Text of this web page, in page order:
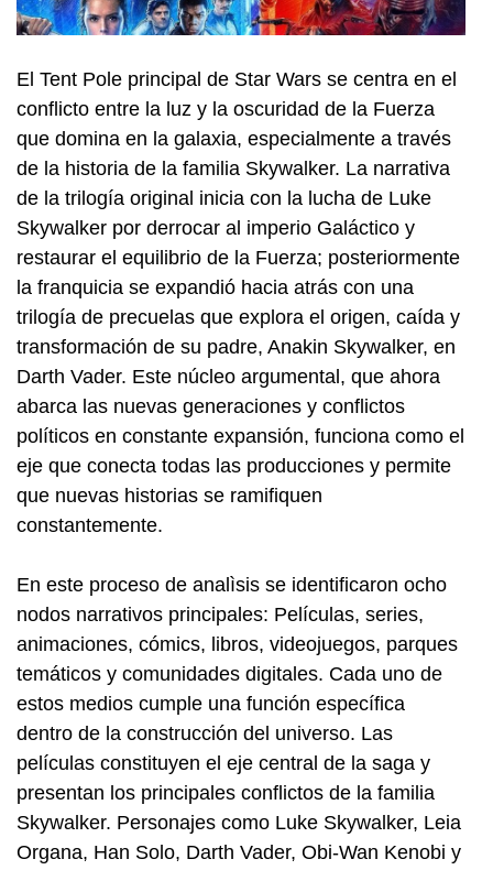
El Tent Pole principal de Star Wars se centra en el
conflicto entre la luz y la oscuridad de la Fuerza
que domina en la galaxia, especialmente a través
de la historia de la familia Skywalker. La narrativa
de la trilogía original inicia con la lucha de Luke
Skywalker por derrocar al imperio Galáctico y
restaurar el equilibrio de la Fuerza; posteriormente
la franquicia se expandió hacia atrás con una
trilogía de precuelas que explora el origen, caída y
transformación de su padre, Anakin Skywalker, en
Darth Vader. Este núcleo argumental, que ahora
abarca las nuevas generaciones y conflictos
políticos en constante expansión, funciona como el
eje que conecta todas las producciones y permite
que nuevas historias se ramifiquen
constantemente.
En este proceso de analìsis se identificaron ocho
nodos narrativos principales: Películas, series,
animaciones, cómics, libros, videojuegos, parques
temáticos y comunidades digitales. Cada uno de
estos medios cumple una función específica
dentro de la construcción del universo. Las
películas constituyen el eje central de la saga y
presentan los principales conflictos de la familia
Skywalker. Personajes como Luke Skywalker, Leia
Organa, Han Solo, Darth Vader, Obi-Wan Kenobi y